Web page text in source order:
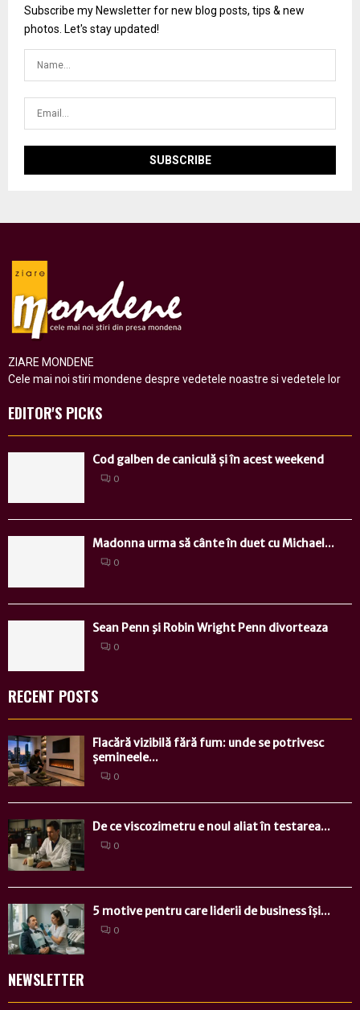
Subscribe my Newsletter for new blog posts, tips & new
photos. Let's stay updated!
ZIARE MONDENE
Cele mai noi stiri mondene despre vedetele noastre si vedetele lor
EDITOR'S PICKS
Cod galben de caniculă și în acest weekend
0
Madonna urma să cânte în duet cu Michael...
0
Sean Penn şi Robin Wright Penn divorteaza
0
RECENT POSTS
Flacără vizibilă fără fum: unde se potrivesc
șemineele...
0
De ce viscozimetru e noul aliat în testarea...
0
5 motive pentru care liderii de business își...
0
NEWSLETTER